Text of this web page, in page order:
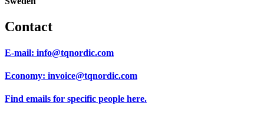
Contact
E-mail: info@tqnordic.com
Economy: invoice@tqnordic.com
Find emails for specific people here.